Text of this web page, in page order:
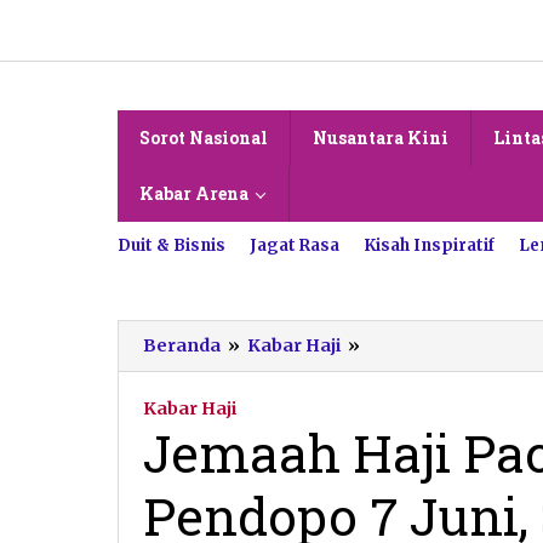
konten
Sorot Nasional Nusantara Kini
Kabar Arena
Duit & Bisnis Jagat Rasa Kisah Inspiratif
Beranda » Kabar Haji »
Haji
25
Tiba
di
Pendopo
Kabar Haji
Jemaah Haji
Pendopo 7